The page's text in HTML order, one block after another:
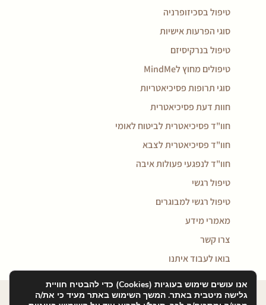
טיפול בסכיזופרניה
סוגי הפרעות אישיות
טיפול בנרקיסיזם
טיפולים מחוץ לMindMe
סוגי תרופות פסיכיאטריות
חוות דעת פסיכיאטרית
חוו"ד פסיכיאטרית לביטוח לאומי
חוו"ד פסיכיאטרית לצבא
חוו"ד לנפגעי פעולות איבה
טיפול רגשי
טיפול רגשי למבוגרים
מאמרי מידע
צרו קשר
בואו לעבוד איתנו
כל הזכויות שמורות למיינדמי © 2026
אנו עושים שימוש בעוגיות (Cookies) כדי להבטיח חוויית
גלישה מיטבית באתר. המשך השימוש באתר מעיד כי את/ה